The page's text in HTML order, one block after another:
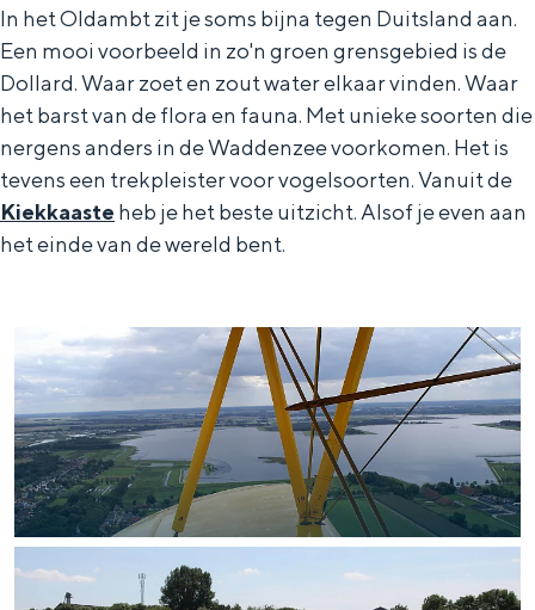
In het Oldambt zit je soms bijna tegen Duitsland aan.
Een mooi voorbeeld in zo'n groen grensgebied is de
Dollard. Waar zoet en zout water elkaar vinden. Waar
het barst van de flora en fauna. Met unieke soorten die
nergens anders in de Waddenzee voorkomen. Het is
tevens een trekpleister voor vogelsoorten. Vanuit de
Kiekkaaste heb je het beste uitzicht. Alsof je even aan
het einde van de wereld bent.